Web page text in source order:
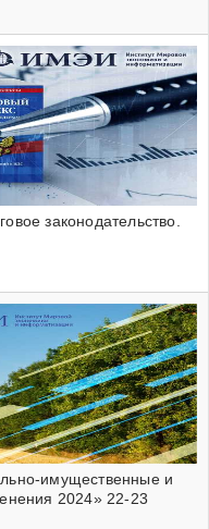
законодательство.
имущественные и
2024» 22-23